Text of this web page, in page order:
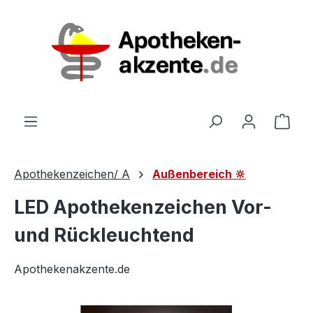
Apothekenzeichen/ A Außenbereich 🔆
LED Apothekenzeichen Vor-
und Rückleuchtend
Apothekenakzente.de